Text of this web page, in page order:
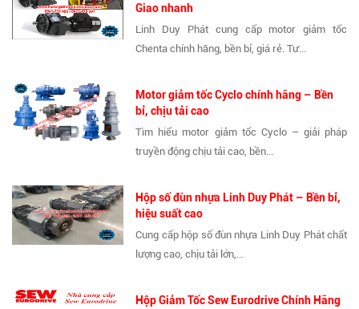
Giao nhanh
Linh Duy Phát cung cấp motor giảm tốc
Chenta chính hãng, bền bỉ, giá rẻ. Tư...
Motor giảm tốc Cyclo chính hãng – Bền
bỉ, chịu tải cao
Tìm hiểu motor giảm tốc Cyclo – giải pháp
truyền động chịu tải cao, bền...
Hộp số đùn nhựa Linh Duy Phát – Bền bỉ,
hiệu suất cao
Cung cấp hộp số đùn nhựa Linh Duy Phát chất
lượng cao, chịu tải lớn,...
Hộp Giảm Tốc Sew Eurodrive Chính Hãng